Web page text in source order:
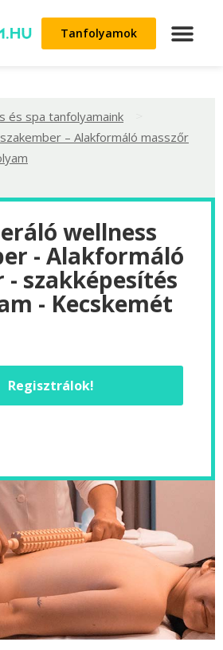
Tanfolyamok
és spa tanfolyamaink
– Alakformáló masszőr
wellness
- Alakformáló
- szakképesítés
- Kecskemét
Regisztrálok!